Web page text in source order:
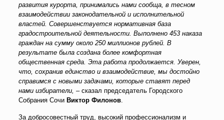
развития курорта, принимались нами сообща, в тесном
взаимодействии законодательной и исполнительной
властей. Совершенствуется нормативная база
градостроительной деятельности. Выполнено 453 наказа
граждан на сумму около 250 миллионов рублей. В
результате была создана более комфортная
общественная среда. Эта работа продолжается. Уверен,
что, сохранив единство и взаимодействие, мы достойно
справимся с новыми задачами, которые ставят перед
нами избиратели, –сказал председатель Городского
Собрания Сочи Виктор Филонов.
За добросовестный труд, высокий профессионализм и